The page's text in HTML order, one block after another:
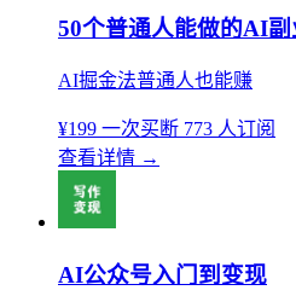
50个普通人能做的AI
AI掘金法普通人也能赚
¥199 一次买断 773 人订阅
查看详情 →
AI公众号入门到变现